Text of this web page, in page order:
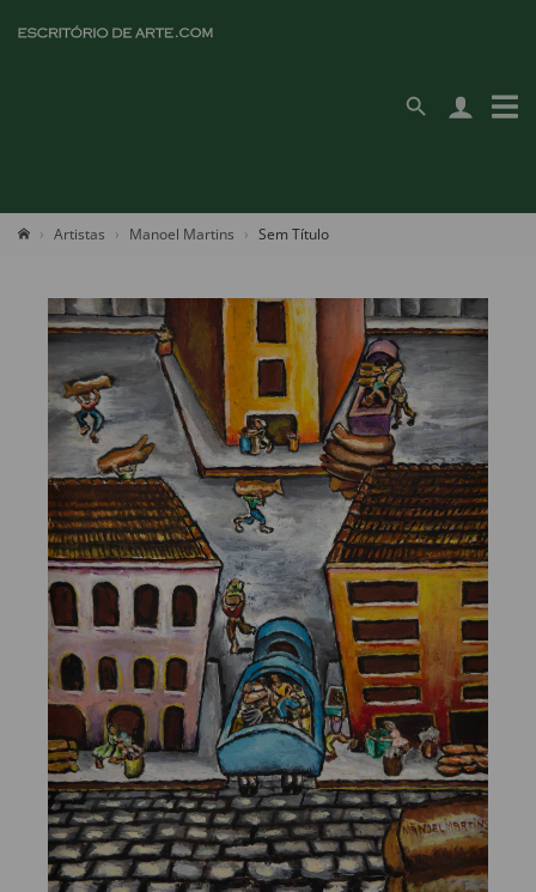
Artistas Manoel Martins Sem Título